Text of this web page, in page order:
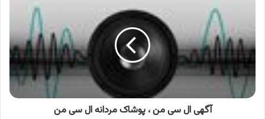
من
،
پوشاک
مردانه
ال
سی
آگهی ال سی من ، پوشاک مردانه ال سی من